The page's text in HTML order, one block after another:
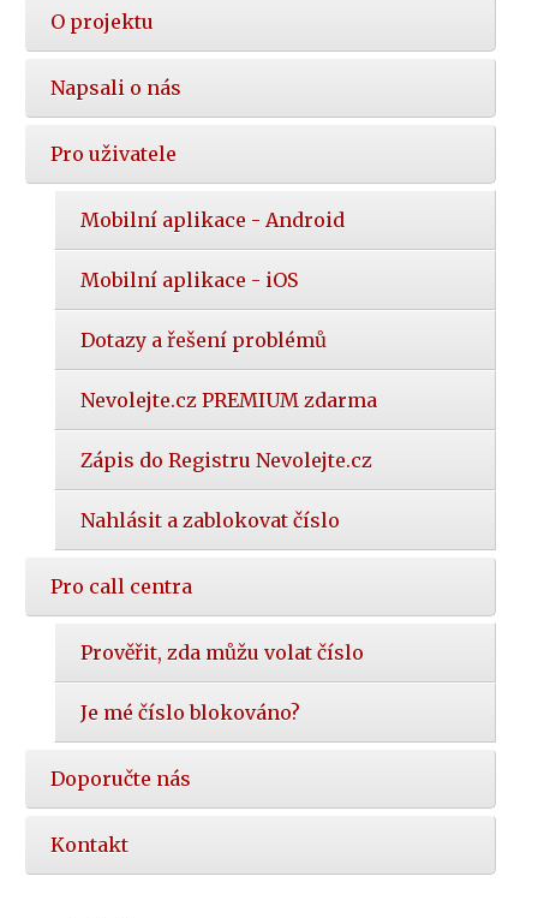
O projektu
Napsali o nás
Pro uživatele
Mobilní aplikace - Android
Mobilní aplikace - iOS
Dotazy a řešení problémů
Nevolejte.cz PREMIUM zdarma
Zápis do Registru Nevolejte.cz
Nahlásit a zablokovat číslo
Pro call centra
Prověřit, zda můžu volat číslo
Je mé číslo blokováno?
Doporučte nás
Kontakt